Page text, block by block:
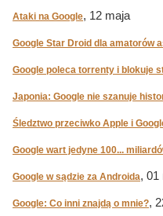
Ataki na Google, 12 maja
Google Star Droid dla amatorów
Google poleca torrenty i blokuje
Japonia: Google nie szanuje
Śledztwo przeciwko Apple i
Google wart jedyne 100...
Google w sądzie za Androida, 01
Google: Co inni znajdą o mnie?,